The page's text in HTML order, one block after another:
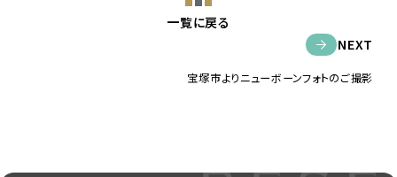
一覧に戻る
NEXT
宝塚市よりニューボーンフォトのご撮影